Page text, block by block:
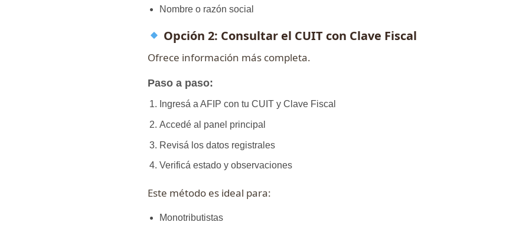
Nombre o razón social
Opción 2: Consultar el CUIT con Clave Fiscal
Ofrece información más completa.
Paso a paso:
Ingresá a AFIP con tu CUIT y Clave Fiscal
Accedé al panel principal
Revisá los datos registrales
Verificá estado y observaciones
Este método es ideal para:
Monotributistas